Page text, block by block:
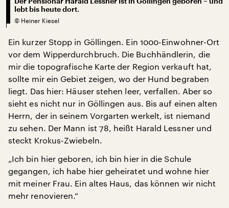
lebt bis heute dort.
© Heiner Kiesel
Ein kurzer Stopp in Göllingen. Ein 1000-Einwohner-Ort
vor dem Wipperdurchbruch. Die Buchhändlerin, die
mir die topografische Karte der Region verkauft hat,
sollte mir ein Gebiet zeigen, wo der Hund begraben
liegt. Das hier: Häuser stehen leer, verfallen. Aber so
sieht es nicht nur in Göllingen aus. Bis auf einen alten
Herrn, der in seinem Vorgarten werkelt, ist niemand
zu sehen. Der Mann ist 78, heißt Harald Lessner und
steckt Krokus-Zwiebeln.
„Ich bin hier geboren, ich bin hier in die Schule
gegangen, ich habe hier geheiratet und wohne hier
mit meiner Frau. Ein altes Haus, das können wir nicht
mehr renovieren.“